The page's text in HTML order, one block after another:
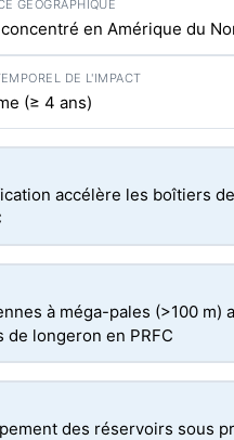
en Amérique du
(≥ 4 ans)
accélère les boîtiers
à méga-pales (>100 m)
de longeron en PRFC
des réservoirs sous